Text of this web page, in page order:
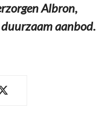
Albron,
aanbod.